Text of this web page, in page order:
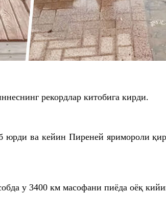
рекордлар китобига кирди.
юрди ва кейин Пиреней яримороли
у 3400 км масофани пиёда оёқ